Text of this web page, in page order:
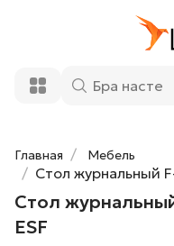
Главная Мебель
Стол журнальный
Стол
ESF